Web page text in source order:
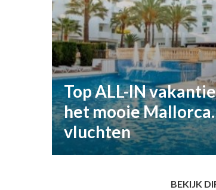
Top ALL-IN
het mooie
vluchten
BEKIJK